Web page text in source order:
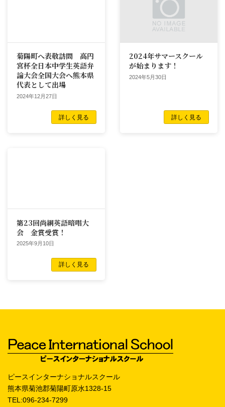
菊陽町へ表敬訪問 高円
宮杯全日本中学生英語弁
論大会全国大会へ熊本県
代表として出場
2024年12月27日
詳しく見る
2024年サマースクール
が始まります！
2024年5月30日
詳しく見る
第23回尚絅英語暗唱大
会 金賞受賞！
2025年9月10日
詳しく見る
ピースインターナショナルスクール
熊本県菊池郡菊陽町原水1328-15
TEL:096-234-7299